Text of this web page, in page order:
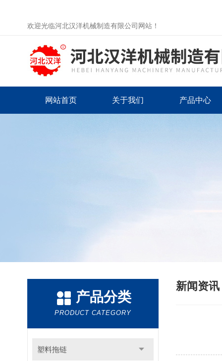
欢迎光临河北汉洋机械制造有限公司网站！
网站首页 关于我们 产品中心
产品分类
PRODUCT CATEGORY
塑料拖链
新闻资讯